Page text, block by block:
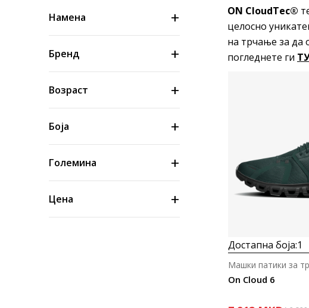
Намена
Бренд
Возраст
Боја
Големина
Цена
ON CloudTec®
целосно
на трчање за да
погледнете ги
Достапна боја:1
On Cloud 6
Машки патики за